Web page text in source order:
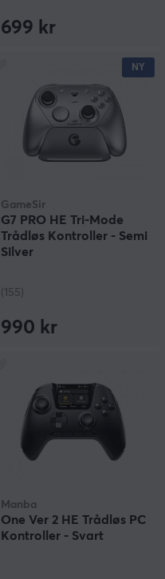
699 kr
NY
GameSir
G7 PRO HE Tri-Mode
Trådløs Kontroller - Semi
Silver
(155)
990 kr
Manba
One Ver 2 HE Trådløs PC
Kontroller - Svart